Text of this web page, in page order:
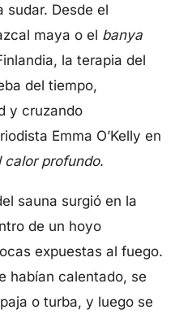
sudar. Desde el
maya o el banya
la terapia del
del tiempo,
y cruzando
Emma O’Kelly en
calor profundo.
sauna surgió en la
de un hoyo
expuestas al fuego.
habían calentado, se
o turba, y luego se